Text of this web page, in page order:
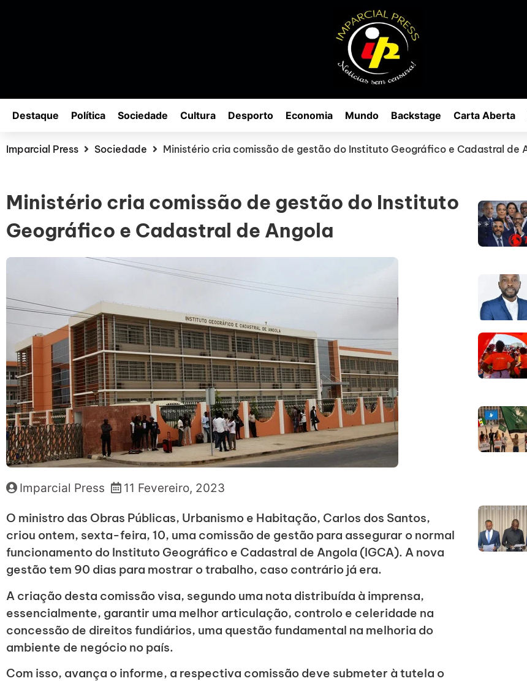
Destaque Política Sociedade Cultura Desporto Economia Mundo Backstage Carta Aberta
Imparcial Press Sociedade Ministério cria comissão de gestão do Instituto Geográfico e Cadastral de
Ministério cria comissão de gestão do Instituto
Geográfico e Cadastral de Angola
Imparcial Press 11 Fevereiro, 2023
O ministro das Obras Públicas, Urbanismo e Habitação, Carlos dos Santos,
criou ontem, sexta-feira, 10, uma comissão de gestão para assegurar o normal
funcionamento do Instituto Geográfico e Cadastral de Angola (IGCA). A nova
gestão tem 90 dias para mostrar o trabalho, caso contrário já era.
A criação desta comissão visa, segundo uma nota distribuída à imprensa,
essencialmente, garantir uma melhor articulação, controlo e celeridade na
concessão de direitos fundiários, uma questão fundamental na melhoria do
ambiente de negócio no país.
Com isso, avança o informe, a respectiva comissão deve submeter à tutela o